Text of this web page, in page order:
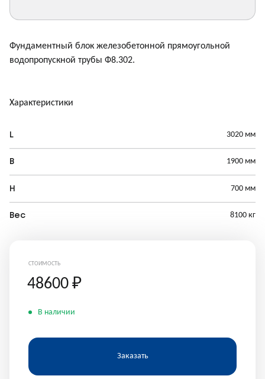
Фундаментный блок железобетонной прямоугольной
водопропускной трубы Ф8.302.
Характеристики
L 3020 мм
B 1900 мм
H 700 мм
Вес 8100 кг
СТОИМОСТЬ
48600 ₽
В наличии
Заказать